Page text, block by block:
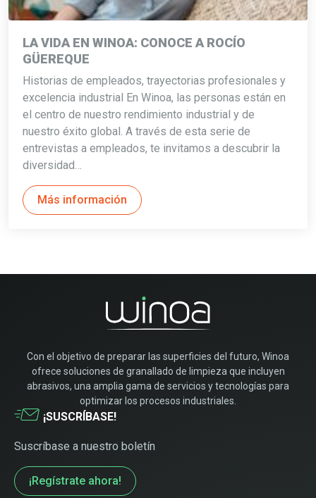
LA VIDA EN WINOA: CONOCE A ROCÍO
GÜEREQUE
Historias de empleados, trayectorias profesionales y
excelencia industrial En Winoa, las personas están en
el centro de nuestro rendimiento industrial y de
nuestro éxito global. A través de esta serie de
entrevistas a empleados, te invitamos a descubrir la
diversidad…
Más información
Con el objetivo de preparar las superficies del futuro, Winoa
ofrece soluciones de granallado de limpieza que incluyen
abrasivos, una amplia gama de servicios y tecnologías para
optimizar los procesos industriales.
¡SUSCRÍBASE!
Suscríbase a nuestro boletín
¡Regístrate ahora!